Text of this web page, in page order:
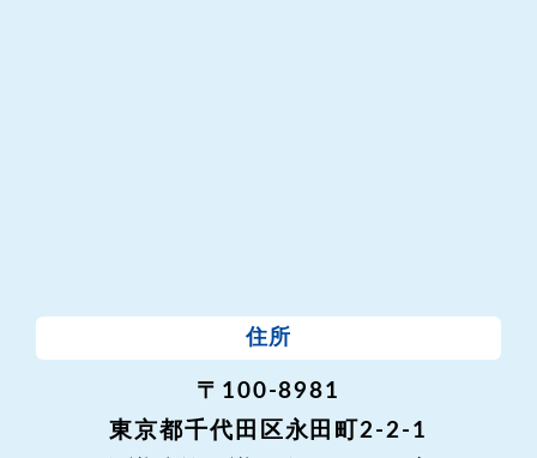
住所
〒100-8981
東京都千代田区永田町2-2-1